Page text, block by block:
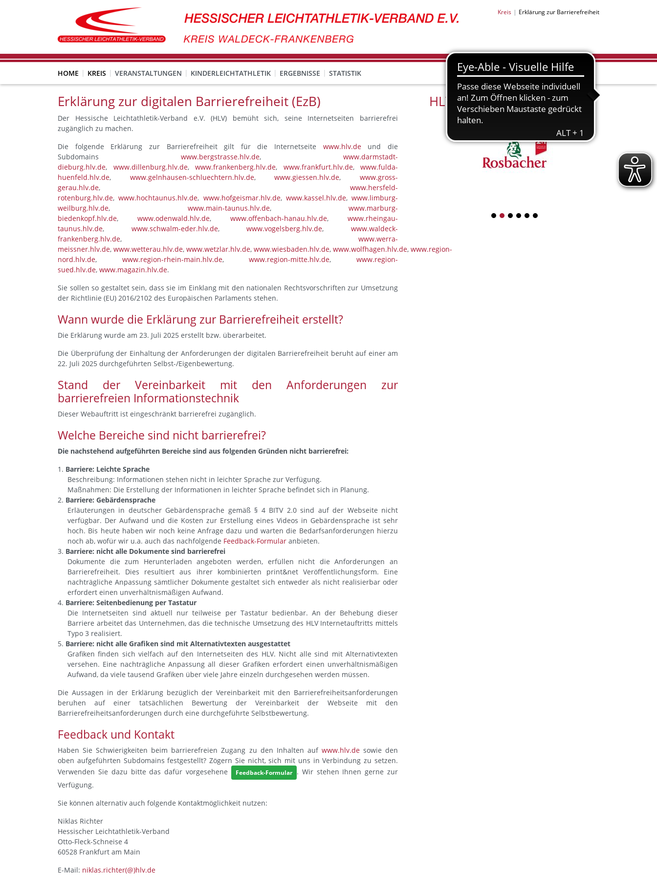
Kreis Erklärung zur Barrierefreiheit
HOME KREIS VERANSTALTUNGEN KINDERLEICHTATHLETIK ERGEBNISSE STATISTIK
Erklärung zur digitalen Barrierefreiheit (EzB)
Der Hessische Leichtathletik-Verband e.V. (HLV) bemüht sich, seine Internetseiten barrierefrei
zugänglich zu machen.
Die folgende Erklärung zur Barrierefreiheit gilt für die Internetseite www.hlv.deund die
Subdomains www.bergstrasse.hlv.de, www.darmstadt-
dieburg.hlv.de, www.dillenburg.hlv.de, www.frankenberg.hlv.de, www.frankfurt.hlv.de, www.fulda-
huenfeld.hlv.de, www.gelnhausen-schluechtern.hlv.de,www.giessen.hlv.de,www.gross-
gerau.hlv.de, www.hersfeld-
rotenburg.hlv.de,www.hochtaunus.hlv.de, www.hofgeismar.hlv.de, www.kassel.hlv.de, www.limburg-
weilburg.hlv.de, www.main-taunus.hlv.de, www.marburg-
biedenkopf.hlv.de, www.odenwald.hlv.de, www.offenbach-hanau.hlv.de, www.rheingau-
taunus.hlv.de, www.schwalm-eder.hlv.de,www.vogelsberg.hlv.de,www.waldeck-
frankenberg.hlv.de, www.werra-
meissner.hlv.de, www.wetterau.hlv.de, www.wetzlar.hlv.de, www.wiesbaden.hlv.de, www.wolfhagen.hlv.de, www.region-
nord.hlv.de, www.region-rhein-main.hlv.de,www.region-mitte.hlv.de,www.region-
sued.hlv.de, www.magazin.hlv.de.
Sie sollen so gestaltet sein, dass sie im Einklang mit den nationalen Rechtsvorschriften zur Umsetzung
der Richtlinie (EU) 2016/2102 des Europäischen Parlaments stehen.
Wann wurde die Erklärung zur Barrierefreiheit erstellt?
Die Erklärung wurde am 23. Juli 2025 erstellt bzw. überarbeitet.
Die Überprüfung der Einhaltung der Anforderungen der digitalen Barrierefreiheit beruht auf einer am
22. Juli 2025 durchgeführten Selbst-/Eigenbewertung.
Stand der Vereinbarkeit mit den Anforderungen zur
barrierefreien Informationstechnik
Dieser Webauftritt ist eingeschränkt barrierefrei zugänglich.
Welche Bereiche sind nicht barrierefrei?
Die nachstehend aufgeführten Bereiche sind aus folgenden Gründen nicht barrierefrei:
Barriere: Leichte Sprache
Beschreibung: Informationen stehen nicht in leichter Sprache zur Verfügung.
Maßnahmen: Die Erstellung der Informationen in leichter Sprache befindet sich in Planung.
Barriere: Gebärdensprache
Erläuterungen in deutscher Gebärdensprache gemäß § 4 BITV 2.0 sind auf der Webseite nicht
verfügbar. Der Aufwand und die Kosten zur Erstellung eines Videos in Gebärdensprache ist sehr
hoch. Bis heute haben wir noch keine Anfrage dazu und warten die Bedarfsanforderungen hierzu
noch ab, wofür wir u.a. auch das nachfolgende Feedback-Formular anbieten.
Barriere: nicht alle Dokumente sind barrierefrei
Dokumente die zum Herunterladen angeboten werden, erfüllen nicht die Anforderungen an
Barrierefreiheit. Dies resultiert aus ihrer kombinierten print&net Veröffentlichungsform. Eine
nachträgliche Anpassung sämtlicher Dokumente gestaltet sich entweder als nicht realisierbar oder
erfordert einen unverhältnismäßigen Aufwand.
Barriere: Seitenbedienung per Tastatur
Die Internetseiten sind aktuell nur teilweise per Tastatur bedienbar. An der Behebung dieser
Barriere arbeitet das Unternehmen, das die technische Umsetzung des HLV Internetauftritts mittels
Typo 3 realisiert.
Barriere: nicht alle Grafiken sind mit Alternativtexten ausgestattet
Grafiken finden sich vielfach auf den Internetseiten des HLV. Nicht alle sind mit Alternativtexten
versehen. Eine nachträgliche Anpassung all dieser Grafiken erfordert einen unverhältnismäßigen
Aufwand, da viele tausend Grafiken über viele Jahre einzeln durchgesehen werden müssen.
Die Aussagen in der Erklärung bezüglich der Vereinbarkeit mit den Barrierefreiheitsanforderungen
beruhen auf einer tatsächlichen Bewertung der Vereinbarkeit der Webseite mit den
Barrierefreiheitsanforderungen durch eine durchgeführte Selbstbewertung.
Feedback und Kontakt
Haben Sie Schwierigkeiten beim barrierefreien Zugang zu den Inhalten auf www.hlv.desowie den
oben aufgeführten Subdomains festgestellt? Zögern Sie nicht, sich mit uns in Verbindung zu setzen.
Verwenden Sie dazu bitte das dafür vorgesehene
Feedback-Formular . Wir stehen Ihnen gerne zur
Verfügung.
Sie können alternativ auch folgende Kontaktmöglichkeit nutzen:
Niklas Richter
Hessischer Leichtathletik-Verband
Otto-Fleck-Schneise 4
60528 Frankfurt am Main
E-Mail: niklas.richter(@)hlv.de
HLV-Partner
1 2 3 4 5 6